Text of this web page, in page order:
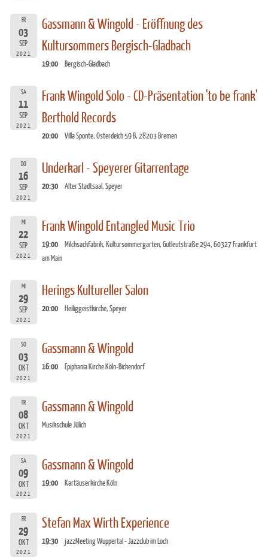
FR
03
SEP
2021
Gassmann & Wingold - Eröffnung des
Kultursommers Bergisch-Gladbach
19:00 Bergisch-Gladbach
SA
11
SEP
2021
Frank Wingold Solo - CD-Präsentation 'to be frank'
Berthold Records
20:00 Villa Sponte, Osterdeich 59 B, 28203 Bremen
DO
16
SEP
2021
Underkarl - Speyerer Gitarrentage
20:30 Alter Stadtsaal, Speyer
MI
22
SEP
2021
Frank Wingold Entangled Music Trio
19:00
Milchsackfabrik, Kultursommergarten, Gutleutstraße 294, 60327 Frankfurt
am Main
MI
29
SEP
2021
Herings Kultureller Salon
20:00 Heiliggeistkirche, Speyer
SO
03
OKT
2021
Gassmann & Wingold
16:00 Epiphania Kirche Köln-Bickendorf
FR
08
OKT
2021
Gassmann & Wingold
Musikschule Jülich
SA
09
OKT
2021
Gassmann & Wingold
19:00 Kartäuserkirche Köln
FR
29
OKT
2021
Stefan Max Wirth Experience
19:30 jazzMeeting Wuppertal - Jazzclub im Loch